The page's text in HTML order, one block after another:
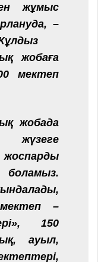
жұмыс
–
жобаға
мектеп
жобада
боламыз.
–
150
ауыл,